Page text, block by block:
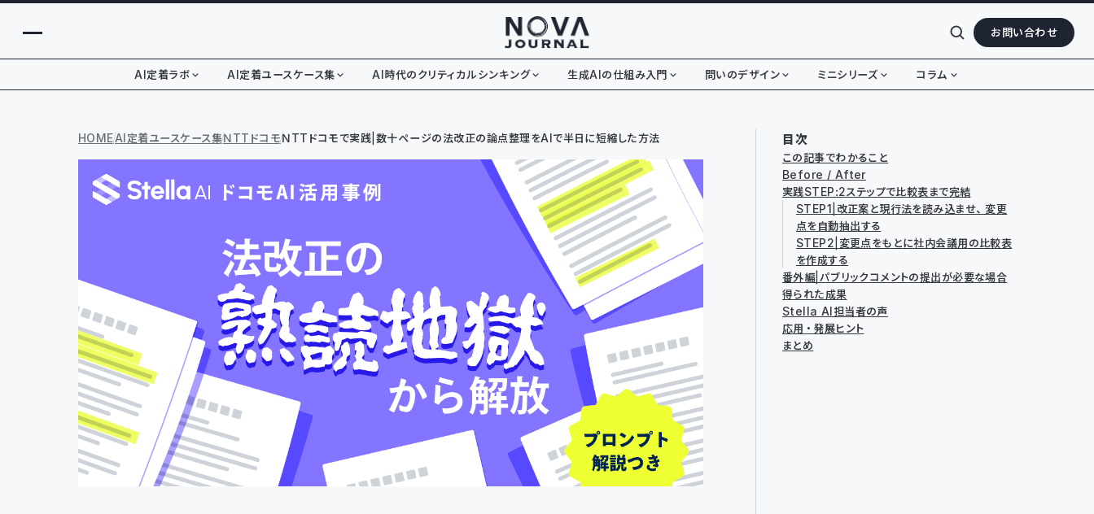
お問い合わせ
AI定着ラボ AI定着ユースケース集 AI時代のクリティカルシンキング 生成AIの仕組み入門 問いのデザイン ミニシリーズ コラム
HOMEAI定着ユースケース集NTTドコモNTTドコモで実践｜数十ページの法改正の論点整理をAIで半日に短縮した方法 目次
この記事でわかること
Before / After
実践STEP：2ステップで比較表まで完結
STEP1｜改正案と現行法を読み込ませ、変更
点を自動抽出する
STEP2｜変更点をもとに社内会議用の比較表
を作成する
番外編｜パブリックコメントの提出が必要な場合
得られた成果
Stella AI担当者の声
応用・発展ヒント
まとめ